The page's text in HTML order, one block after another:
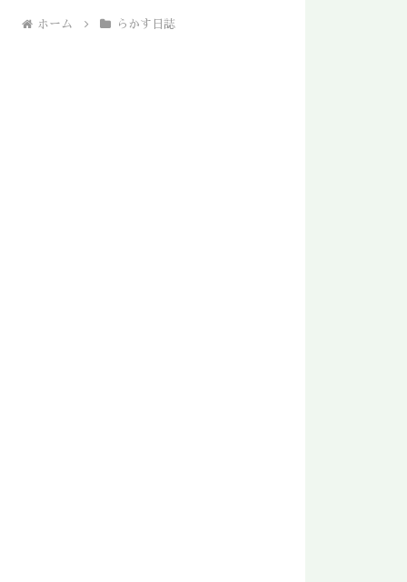
ホーム らかす日誌